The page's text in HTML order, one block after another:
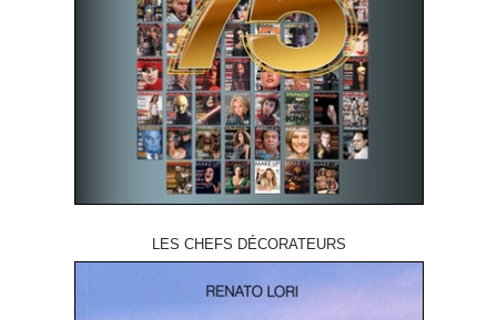
LES CHEFS DÉCORATEURS